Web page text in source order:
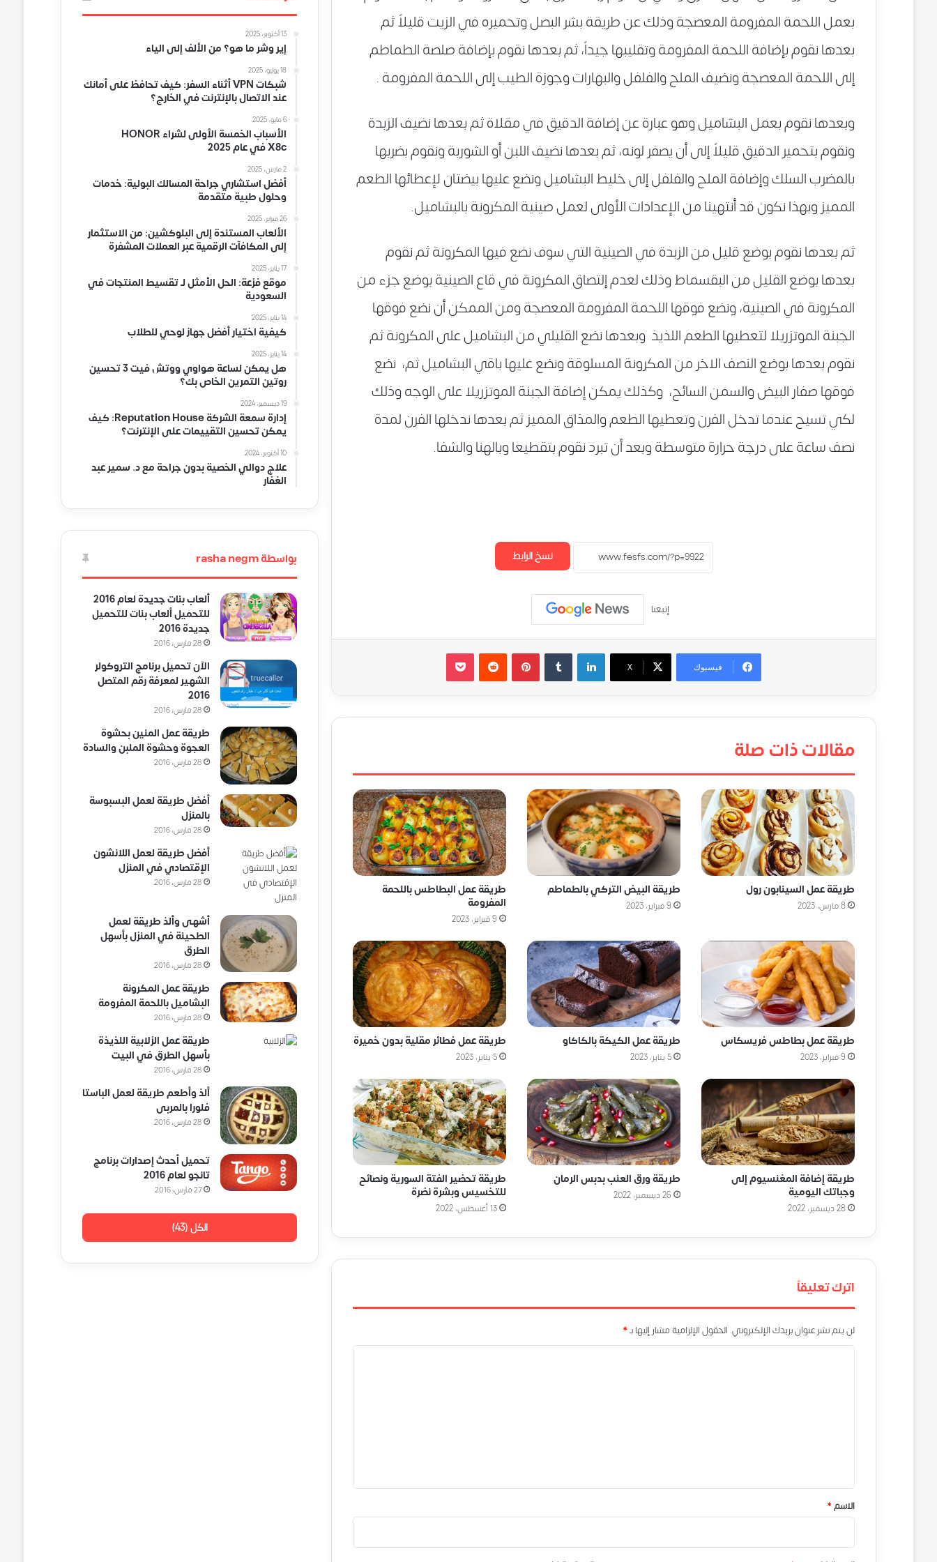
بعمل اللحمة المفرومة المعصجة وذلك عن طريقة بشر البصل وتحميره في الزيت قليلاً ثم
بعدها نقوم بإضافة اللحمة المفرومة وتقليبها جيداً، ثم بعدها نقوم بإضافة صلصة الطماطم
إلى اللحمة المعصجة ونضيف الملح والفلفل والبهارات وجوزة الطيب إلى اللحمة المفرومة .
وبعدها نقوم بعمل البشاميل وهو عبارة عن إضافة الدقيق في مقلاة ثم بعدها نضيف الزبدة
ونقوم بتحمير الدقيق قليلاً إلى أن يصفر لونه، ثم بعدها نضيف اللبن أو الشوربة ونقوم بضربها
بالمضرب السلك وإضافة الملح والفلفل إلى خليط البشاميل ونضع عليها بيضتان لإعطائها الطعم
المميز وبهذا نكون قد أنتهينا من الإعدادات الأولى لعمل صينية المكرونة بالبشاميل.
ثم بعدها نقوم بوضع قليل من الزبدة في الصينية التي سوف نضع فيها المكرونة ثم نقوم
بعدها بوضع القليل من البقسماط وذلك لعدم إلتصاق المكرونة في قاع الصينية بوضع جزء من
المكرونة في الصينية، ونضع فوقها اللحمة المفرومة المعصجة ومن الممكن أن نضع فوقها
الجبنة الموتزريلا لتعطيها الطعم اللذيذ وبعدها نضع القليلي من البشاميل على المكرونة ثم
نقوم بعدها بوضع النصف الاخر من المكرونة المسلوقة ونضع عليها باقي البشاميل ثم، نضع
فوقها صفار البيض والسمن السائح، وكذلك يمكن إضافة الجبنة الموتزريلا على الوجه وذلك
لكي تسيح عندما تدخل الفرن وتعطيها الطعم والمذاق المميز ثم بعدها ندخلها الفرن لمدة
نصف ساعة على درجة حرارة متوسطة وبعد أن تبرد نقوم بتقطيعا وبالهنا والشفا.
نسخ الرابط
إتبعنا
فيسبوك ‫X
لينكدإن ‏Tumblr بينتيريست ‏Reddit
‫Pocket
مقالات ذات صلة
طريقة عمل السينابون رول
8 مارس، 2023
طريقة البيض التركي بالطماطم
9 فبراير، 2023
طريقة عمل البطاطس باللحمة
المفرومة
9 فبراير، 2023
طريقة عمل بطاطس فريسكاس
9 فبراير، 2023
طريقة عمل الكيكة بالكاكاو
5 يناير، 2023
طريقة عمل فطائر مقلية بدون خميرة
5 يناير، 2023
طريقة إضافة المغنسيوم إلى
وجباتك اليومية
28 ديسمبر، 2022
طريقة ورق العنب بدبس الرمان
26 ديسمبر، 2022
طريقة تحضير الفتة السورية ونصائح
للتخسيس وبشرة نضرة
13 أغسطس، 2022
اترك تعليقاً
لن يتم نشر عنوان بريدك الإلكتروني. الحقول الإلزامية مشار إليها بـ*
*
الاسم*
13 أكتوبر، 2025
إير وشر ما هو؟ من الألف إلى الياء
18 يوليو، 2025
شبكات VPN أثناء السفر: كيف تحافظ على أمانك
عند الاتصال بالإنترنت في الخارج؟
6 مايو، 2025
الأسباب الخمسة الأولى لشراء HONOR
X8c في عام 2025
2 مارس، 2025
أفضل استشاري جراحة المسالك البولية: خدمات
وحلول طبية متقدمة
26 فبراير، 2025
الألعاب المستندة إلى البلوكشين: من الاستثمار
إلى المكافآت الرقمية عبر العملات المشفرة
17 يناير، 2025
موقع فزعة: الحل الأمثل لـ تقسيط المنتجات في
السعودية
14 يناير، 2025
كيفية اختيار أفضل جهاز لوحي للطلاب
14 يناير، 2025
هل يمكن لساعة هواوي ووتش فيت 3 تحسين
روتين التمرين الخاص بك؟
19 ديسمبر، 2024
إدارة سمعة الشركة Reputation House: كيف
يمكن تحسين التقييمات على الإنترنت؟
10 أكتوبر، 2024
علاج دوالي الخصية بدون جراحة مع د. سمير عبد
الغفار
بواسطة rasha negm
ألعاب بنات جديدة لعام 2016
للتحميل ألعاب بنات للتحميل
جديدة 2016
28 مارس، 2016
الآن تحميل برنامج التروكولر
الشهير لمعرفة رقم المتصل
2016
28 مارس، 2016
طريقة عمل المنين بحشوة
العجوة وحشوة الملبن والسادة
28 مارس، 2016
أفضل طريقة لعمل البسبوسة
بالمنزل
28 مارس، 2016
أفضل طريقة لعمل اللانشون
الإقتصادي في المنزل
28 مارس، 2016
أشهى وألذ طريقة لعمل
الطحينة في المنزل بأسهل
الطرق
28 مارس، 2016
طريقة عمل المكرونة
البشاميل باللحمة المفرومة
28 مارس، 2016
طريقة عمل الزلابية اللذيذة
بأسهل الطرق في البيت
28 مارس، 2016
ألذ وأطعم طريقة لعمل الباستا
فلورا بالمربى
28 مارس، 2016
تحميل أحدث إصدارات برنامج
تانجو لعام 2016
27 مارس، 2016
الكل (43)